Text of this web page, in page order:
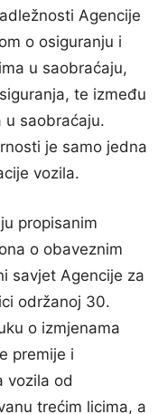
Agencije
o osiguranju i
u saobraćaju,
te između
u saobraćaju.
je samo jedna
vozila.
propisanim
o obaveznim
savjet Agencije za
održanoj 30.
o izmjenama
premije i
vozila od
trećim licima, a